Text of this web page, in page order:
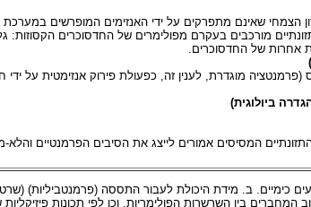
הצמחי שאינם מתפרקים על ידי האנזימים המופרשים במערכת
מורכבים בעקרם מפולימרים של החדסוכרים הקסוזות:
אחרות של החדסוכרים.
מוגדרת, לענין זה, כפעולת פירוק אנזימטית על ידי
ביולוגית)
המסיסים אמורים לייצג את הסיבים הפרמנטיים
בין השרשרות הפולימריות. וכן לפי תכונות